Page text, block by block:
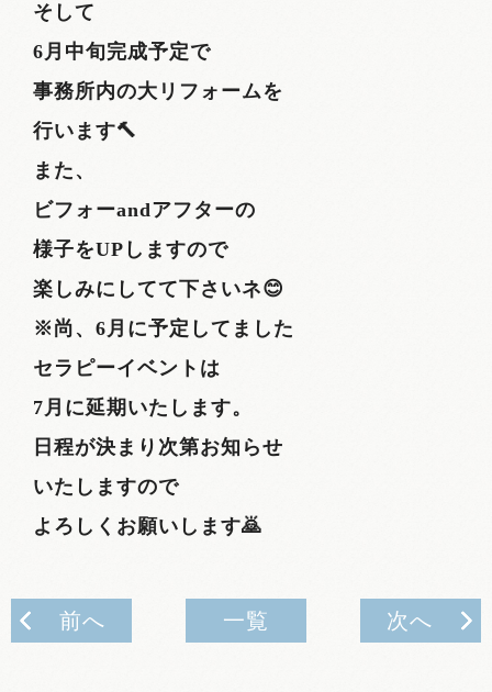
そして
6月中旬完成予定で
事務所内の大リフォームを
行います🔨
また、
ビフォーandアフターの
様子をUPしますので
楽しみにしてて下さいネ😊
※尚、6月に予定してました
セラピーイベントは
7月に延期いたします。
日程が決まり次第お知らせ
いたしますので
よろしくお願いします🙇
前へ 一覧 次へ